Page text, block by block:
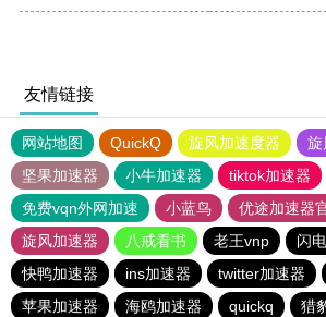
友情链接
网站地图 QuickQ 旋风加速度器 旋
坚果加速器
小牛加速器 tiktok加速器
免费vqn外网加速
小蓝鸟 优途加速器
旋风加速器
八戒看书 老王vnp
闪
快鸭加速器
ins加速器 twitter加速器
苹果加速器
海鸥加速器 quickq 猎